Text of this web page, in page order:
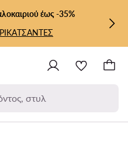
έως -35%
ΤΣΑΝΤΕΣ
στυλ